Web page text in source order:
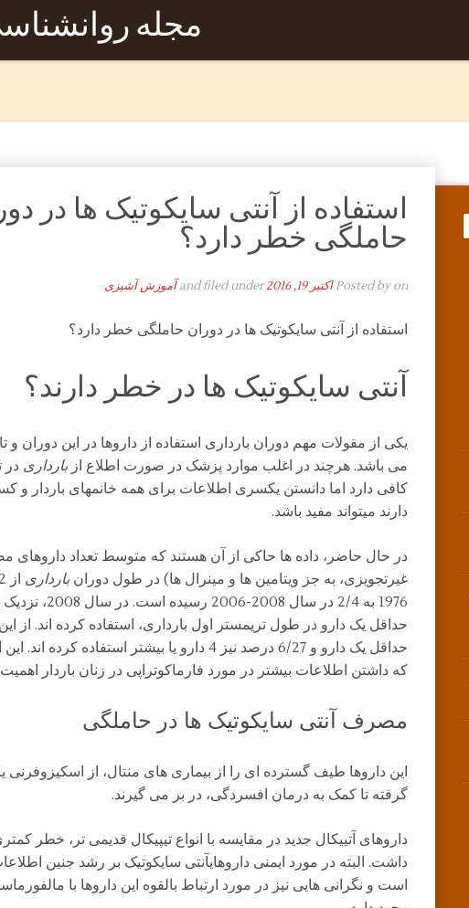
مجله
استفاده از آنتی سایکوتیک ها در
حاملگی خطر دارد؟
Posted byon اکتبر 19, 2016 and filed under آموزش آشپزی
استفاده از آنتی سایکوتیک ها در دوران حاملگی خطر دارد؟
آنتی سایکوتیک ها در خطر دارند؟
یکی از مقولات مهم دوران بارداری استفاده از داروها در این دوران و
می باشد. هرچند در اغلب موارد پزشک در صورت اطلاع از بارداری در
کافی دارد اما دانستن یکسری اطلاعات برای همه خانمهای باردار و
دارند میتواند مفید باشد.
در حال حاضر، داده ها حاکی از آن هستند که متوسط تعداد داروهای
غیرتجویزی، به جز ویتامین ها و مینرال ها) در طول دوران بارداری
حداقل یک دارو و 6/27 درصد نیز 4 دارو یا بیشتر استفاده
که داشتن اطلاعات بیشتر در مورد فارماکوتراپی در زنان باردار
مصرف آنتی سایکوتیک ها در حاملگی
این داروها طیف گسترده ای را از بیماری های منتال، از اسکیزوفرنی
گرفته تا کمک به درمان افسردگی، در بر می گیرند.
داروهای آتییکال جدید در مقایسه با انواع تیپیکال قدیمی تر، خطر
داشت. البته در مورد ایمنی داروهایآنتی سایکوتیک بر رشد جنین
است و نگرانی هایی نیز در مورد ارتباط بالقوه این داروها با